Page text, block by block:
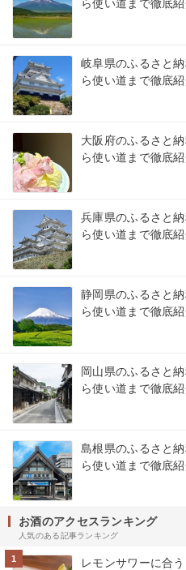
ら使い道まで徹底紹
岐阜県のふるさと
ら使い道まで徹底紹
大阪府のふるさと
ら使い道まで徹底紹
兵庫県のふるさと
ら使い道まで徹底紹
静岡県のふるさと
ら使い道まで徹底紹
岡山県のふるさと
ら使い道まで徹底紹
島根県のふるさと
ら使い道まで徹底紹
お酒のアクセスランキング
人気のある記事ランキング
1
レモンサワーに合